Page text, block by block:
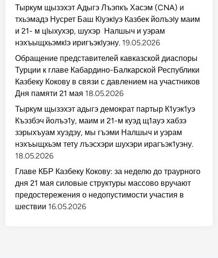
Тыркум щызэхэт Адыгэ Лъэпкъ Хасэм (CNA) и
тхьэмадэ Нусрет Баш КIуэкIуэ Казбек йолъэIу маим
и 21- м цIыхухэр, шухэр Налшыч и уэрам
нэхъыщхьэмкIэ иригъэкIуэну. 19.05.2026
Обращение представителей кавказской диаспоры
Турции к главе Кабардино-Балкарской Республики
Казбеку Кокову в связи с давлением на участников
Дня памяти 21 мая 18.05.2026
Тыркум щызэхэт адыгэ демократ партыр К1уэк1уэ
Къэзбэч йолъэ1у, маим и 21-м куэд щ1ауэ хабзэ
зэрыхъуам хуэдэу, мы гъэми Налшыч и уэрам
нэхъыщхьэм тету лъэсхэри шухэри ирагъэк1уэну.
18.05.2026
Главе КБР Казбеку Кокову: за неделю до траурного
дня 21 мая силовые структуры массово вручают
предостережения о недопустимости участия в
шествии 16.05.2026